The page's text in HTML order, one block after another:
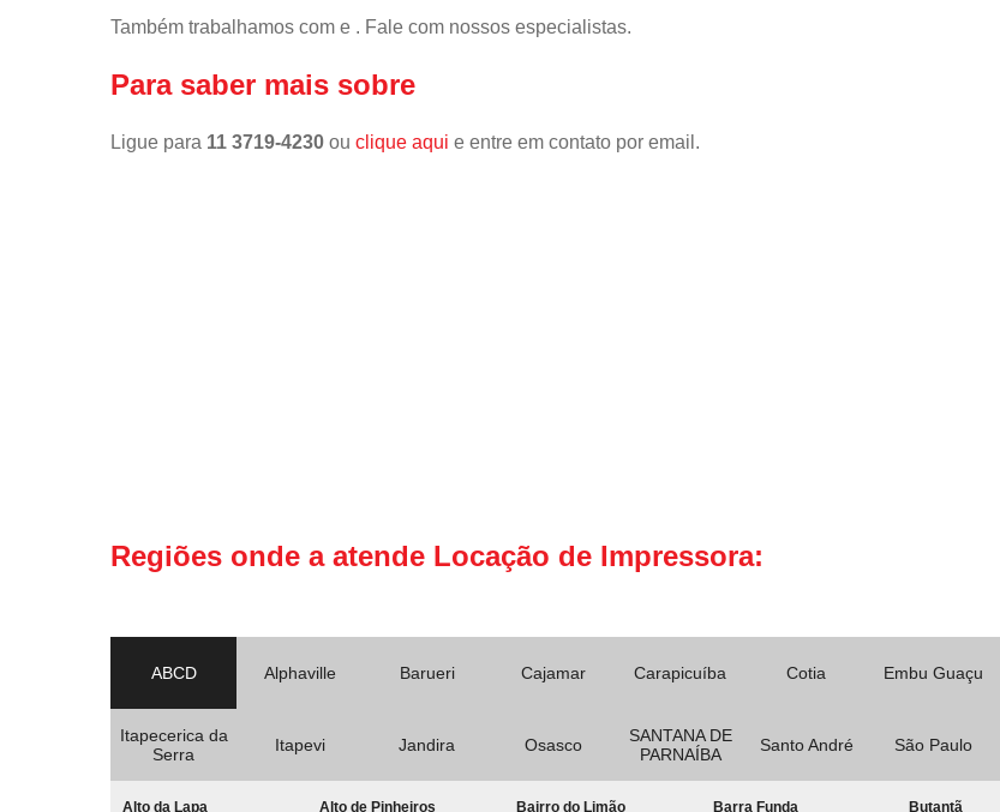
Também trabalhamos com e . Fale com nossos especialistas.
Para saber mais sobre
Ligue para 11 3719-4230 ou clique aqui e entre em contato por email.
Regiões onde a atende Locação de Impressora:
ABCD Alphaville Barueri Cajamar Carapicuíba Cotia Embu Guaçu
Itapecerica da
Serra
Itapevi Jandira Osasco
SANTANA DE
PARNAÍBA
Santo André São Paulo
Alto da Lapa Alto de Pinheiros Bairro do Limão Barra Funda Butantã